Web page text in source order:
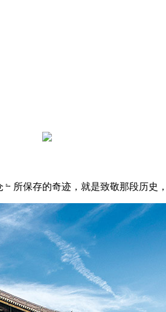
所保存的奇迹，就是致敬那段历史